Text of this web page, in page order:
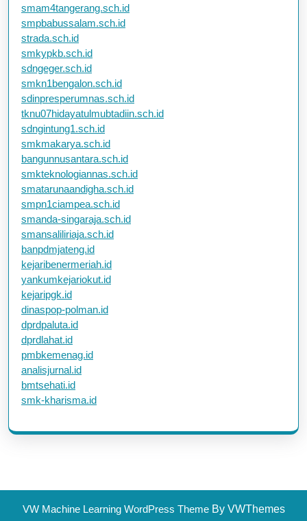
smam4tangerang.sch.id
smpbabussalam.sch.id
strada.sch.id
smkypkb.sch.id
sdngeger.sch.id
smkn1bengalon.sch.id
sdinpresperumnas.sch.id
tknu07hidayatulmubtadiin.sch.id
sdngintung1.sch.id
smkmakarya.sch.id
bangunnusantara.sch.id
smkteknologiannas.sch.id
smatarunaandigha.sch.id
smpn1ciampea.sch.id
smanda-singaraja.sch.id
smansaliliriaja.sch.id
banpdmjateng.id
kejaribenermeriah.id
yankumkejariokut.id
kejaripgk.id
dinaspop-polman.id
dprdpaluta.id
dprdlahat.id
pmbkemenag.id
analisjurnal.id
bmtsehati.id
smk-kharisma.id
VW Machine Learning WordPress ThemeBy VWThemes